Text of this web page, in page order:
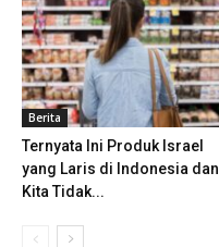
Berita
Ternyata Ini Produk Israel
yang Laris di Indonesia dan
Kita Tidak...